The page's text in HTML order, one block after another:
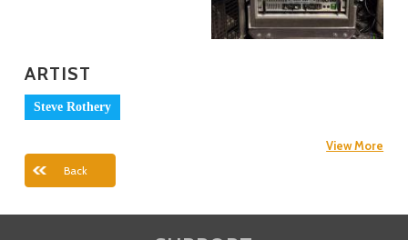
ARTIST
Steve Rothery
View More
Back